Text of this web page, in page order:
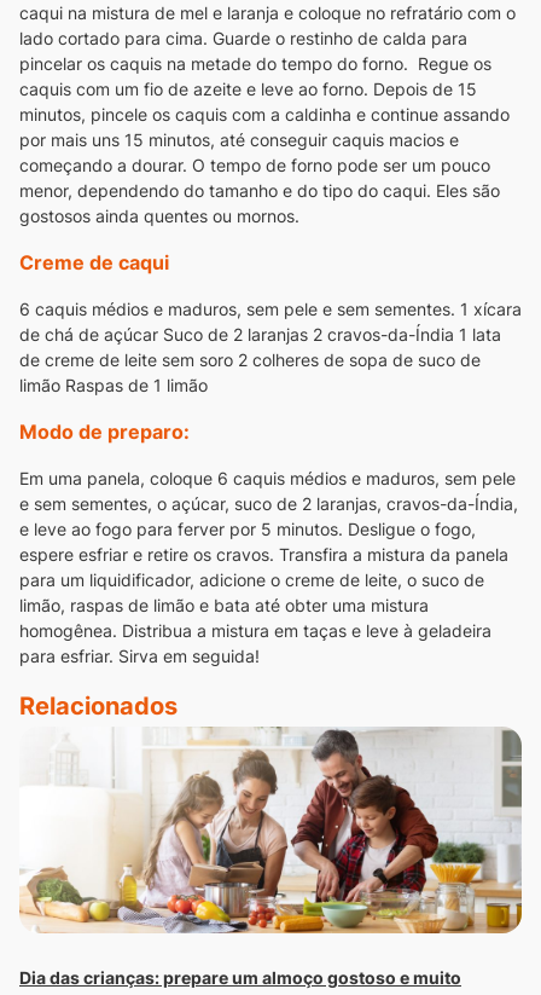
caqui na mistura de mel e laranja e coloque no refratário com o
lado cortado para cima. Guarde o restinho de calda para
pincelar os caquis na metade do tempo do forno. Regue os
caquis com um fio de azeite e leve ao forno. Depois de 15
minutos, pincele os caquis com a caldinha e continue assando
por mais uns 15 minutos, até conseguir caquis macios e
começando a dourar. O tempo de forno pode ser um pouco
menor, dependendo do tamanho e do tipo do caqui. Eles são
gostosos ainda quentes ou mornos.
Creme de caqui
6 caquis médios e maduros, sem pele e sem sementes. 1 xícara
de chá de açúcar Suco de 2 laranjas 2 cravos-da-Índia 1 lata
de creme de leite sem soro 2 colheres de sopa de suco de
limão Raspas de 1 limão
Modo de preparo:
Em uma panela, coloque 6 caquis médios e maduros, sem pele
e sem sementes, o açúcar, suco de 2 laranjas, cravos-da-Índia,
e leve ao fogo para ferver por 5 minutos. Desligue o fogo,
espere esfriar e retire os cravos. Transfira a mistura da panela
para um liquidificador, adicione o creme de leite, o suco de
limão, raspas de limão e bata até obter uma mistura
homogênea. Distribua a mistura em taças e leve à geladeira
para esfriar. Sirva em seguida!
Relacionados
Dia das crianças: prepare um almoço gostoso e muito